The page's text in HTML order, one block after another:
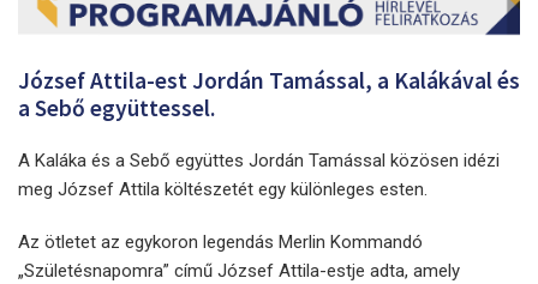
József Attila-est Jordán Tamással, a Kalákával és
a Sebő együttessel.
A Kaláka és a Sebő együttes Jordán Tamással közösen idézi
meg József Attila költészetét egy különleges esten.
Az ötletet az egykoron legendás Merlin Kommandó
„Születésnapomra” című József Attila-estje adta, amely